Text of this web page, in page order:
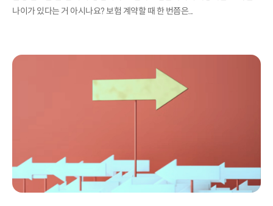
나이가 있다는 거 아시나요? 보험 계약할 때 한 번쯤은...